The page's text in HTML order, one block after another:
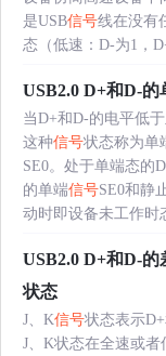
是USB信号线在没有
态（低速：D-为1，
USB2.0 D+和D-的
当D+和D-的电平低
这种信号状态称为单
SE0。处于单端态的
的单端信号SE0和静
动时即设备未工作时
USB2.0 D+和D-的
状态
J、K信号状态表示
J、K状态在全速或